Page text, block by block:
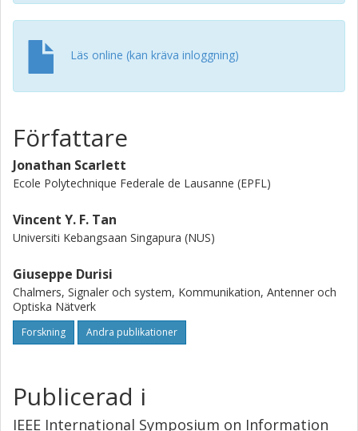
Läs online (kan kräva inloggning)
Författare
Jonathan Scarlett
Ecole Polytechnique Federale de Lausanne (EPFL)
Vincent Y. F. Tan
Universiti Kebangsaan Singapura (NUS)
Giuseppe Durisi
Chalmers, Signaler och system, Kommunikation, Antenner och
Optiska Nätverk
Forskning Andra publikationer
Publicerad i
IEEE International Symposium on Information